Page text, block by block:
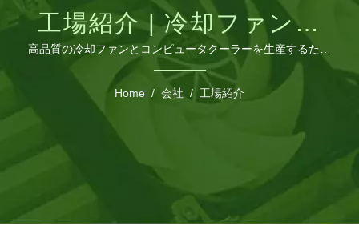
工場紹介 | 冷却ファンと
熱ソリューションのグロ
ーバルサプライヤー |
高品質の冷却ファンとコンピュータクーラーを生産するため
に、TITANは中国広東省に専門の工場を持っています。
ISO9001およびISO14001の認証を取得しており、提供して
います。 | 電子機器用産業冷却ソリューション
Home / 会社 / 工場紹介